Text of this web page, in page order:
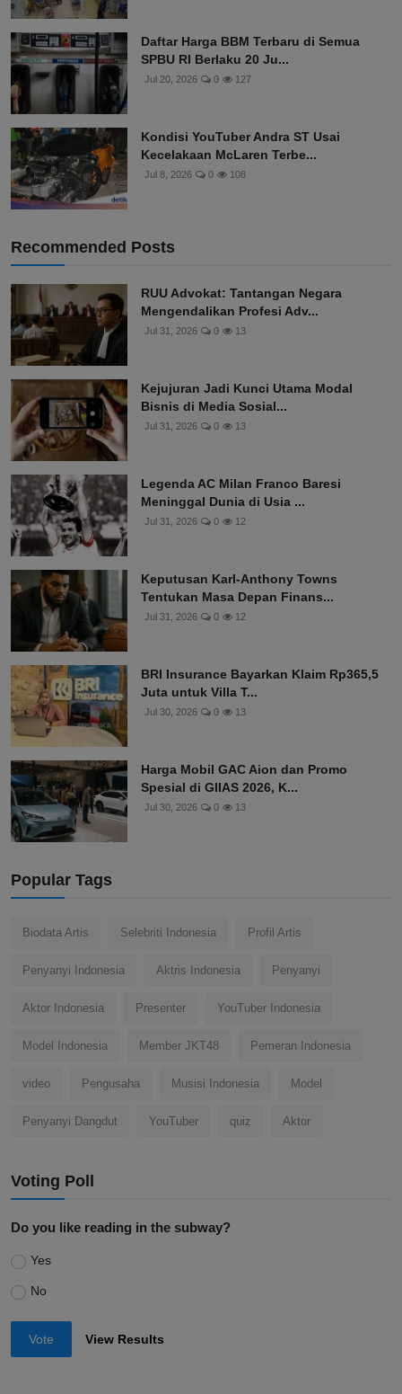
Daftar Harga BBM Terbaru di Semua
SPBU RI Berlaku 20 Ju...
Jul 20, 2026 0 127
Kondisi YouTuber Andra ST Usai
Kecelakaan McLaren Terbe...
Jul 8, 2026 0 108
Recommended Posts
RUU Advokat: Tantangan Negara
Mengendalikan Profesi Adv...
Jul 31, 2026 0 13
Kejujuran Jadi Kunci Utama Modal
Bisnis di Media Sosial...
Jul 31, 2026 0 13
Legenda AC Milan Franco Baresi
Meninggal Dunia di Usia ...
Jul 31, 2026 0 12
Keputusan Karl-Anthony Towns
Tentukan Masa Depan Finans...
Jul 31, 2026 0 12
BRI Insurance Bayarkan Klaim Rp365,5
Juta untuk Villa T...
Jul 30, 2026 0 13
Harga Mobil GAC Aion dan Promo
Spesial di GIIAS 2026, K...
Jul 30, 2026 0 13
Popular Tags
Biodata Artis Selebriti Indonesia Profil Artis
Penyanyi Indonesia Aktris Indonesia Penyanyi
Aktor Indonesia Presenter YouTuber Indonesia
Model Indonesia Member JKT48 Pemeran Indonesia
video Pengusaha Musisi Indonesia Model
Penyanyi Dangdut YouTuber quiz Aktor
Voting Poll
Do you like reading in the subway?
Yes
No
Vote View Results